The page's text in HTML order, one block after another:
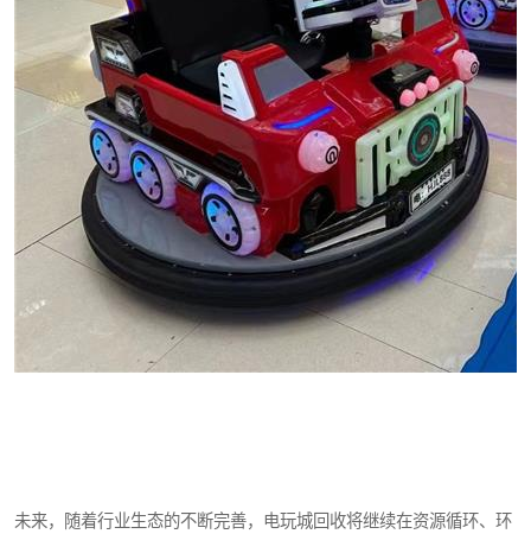
未来，随着行业生态的不断完善，电玩城回收将继续在资源循环、环